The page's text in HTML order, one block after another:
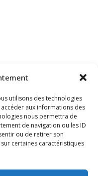
utilisons des technologies
aux informations des
nous permettra de
de navigation ou les ID
ou de retirer son
certaines caractéristiques
91 Rue de Miromesnil